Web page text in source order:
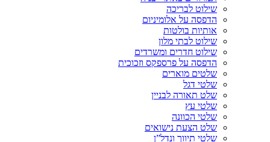
שילוט לבריכה
הדפסה על אלומיניום
אותיות בולטות
שילוט לבתי מלון
שילוט חדרים ומשרדים
הדפסה על פרספקס וזכוכית
שלטים מוארים
שלטי דגל
שלט תאורה לבניין
שלטי עץ
שלטי הכוונה
שלט הצעת נישואים
שלטי תיווך ונדל”ן